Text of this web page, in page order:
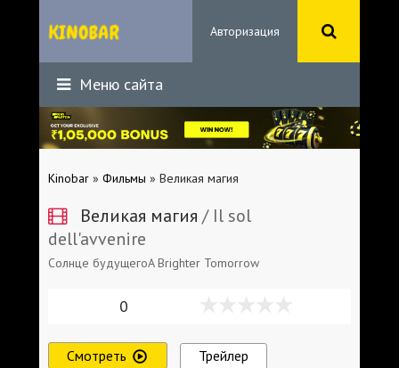
Авторизация
Меню сайта
Kinobar » Фильмы » Великая магия
Великая магия / Il sol
dell'avvenire
Солнце будущегоA Brighter Tomorrow
0
Смотреть Трейлер